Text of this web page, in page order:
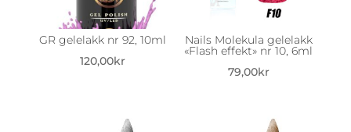
GR gelelakk nr 92, 10ml
120,00kr
Nails Molekula gelelakk
«Flash effekt» nr 10, 6ml
79,00kr